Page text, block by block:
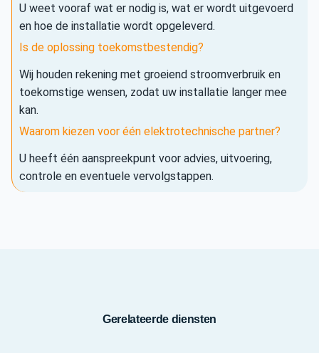
U weet vooraf wat er nodig is, wat er wordt uitgevoerd
en hoe de installatie wordt opgeleverd.
Is de oplossing toekomstbestendig?
Wij houden rekening met groeiend stroomverbruik en
toekomstige wensen, zodat uw installatie langer mee
kan.
Waarom kiezen voor één elektrotechnische partner?
U heeft één aanspreekpunt voor advies, uitvoering,
controle en eventuele vervolgstappen.
Gerelateerde diensten